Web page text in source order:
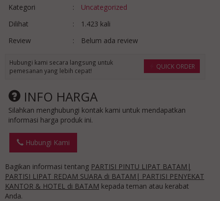
Kategori
:
Uncategorized
Dilihat
:
1.423 kali
Review
: Belum ada review
QUICK ORDER
Hubungi kami secara langsung untuk
pemesanan yang lebih cepat!
INFO HARGA
Silahkan menghubungi kontak kami untuk mendapatkan
informasi harga produk ini.
Hubungi Kami
Bagikan informasi tentang PARTISI PINTU LIPAT BATAM|
PARTISI LIPAT REDAM SUARA di BATAM| PARTISI PENYEKAT
KANTOR & HOTEL di BATAM kepada teman atau kerabat
Anda.